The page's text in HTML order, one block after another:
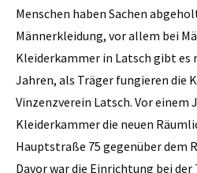
Menschen haben Sachen
Männerkleidung, vor allem bei
Kleiderkammer in Latsch gibt
Jahren, als Träger fungieren die
Vinzenzverein Latsch. Vor einem
Kleiderkammer die neuen
Hauptstraße 75 gegenüber dem
Davor war die Einrichtung bei